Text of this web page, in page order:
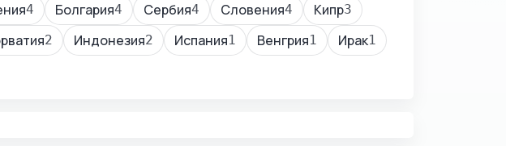
4 Болгария4 Сербия4 Словения4 Кипр3
2 Индонезия2 Испания1 Венгрия1 Ирак1